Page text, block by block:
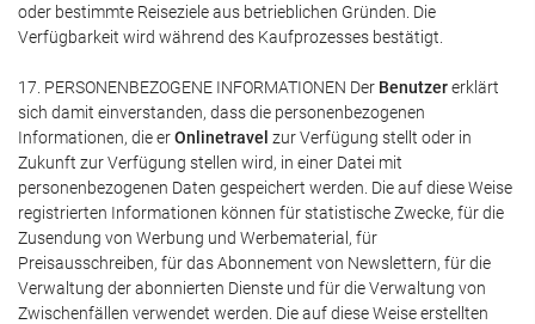
oder bestimmte Reiseziele aus betrieblichen Gründen. Die
Verfügbarkeit wird während des Kaufprozesses bestätigt.
17. PERSONENBEZOGENE INFORMATIONEN Der Benutzererklärt
sich damit einverstanden, dass die personenbezogenen
Informationen, die erOnlinetravel zur Verfügung stellt oder in
Zukunft zur Verfügung stellen wird, in einer Datei mit
personenbezogenen Daten gespeichert werden. Die auf diese Weise
registrierten Informationen können für statistische Zwecke, für die
Zusendung von Werbung und Werbematerial, für
Preisausschreiben, für das Abonnement von Newslettern, für die
Verwaltung der abonnierten Dienste und für die Verwaltung von
Zwischenfällen verwendet werden. Die auf diese Weise erstellten